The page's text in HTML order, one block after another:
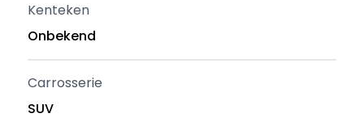
Kenteken
Onbekend
Carrosserie
SUV